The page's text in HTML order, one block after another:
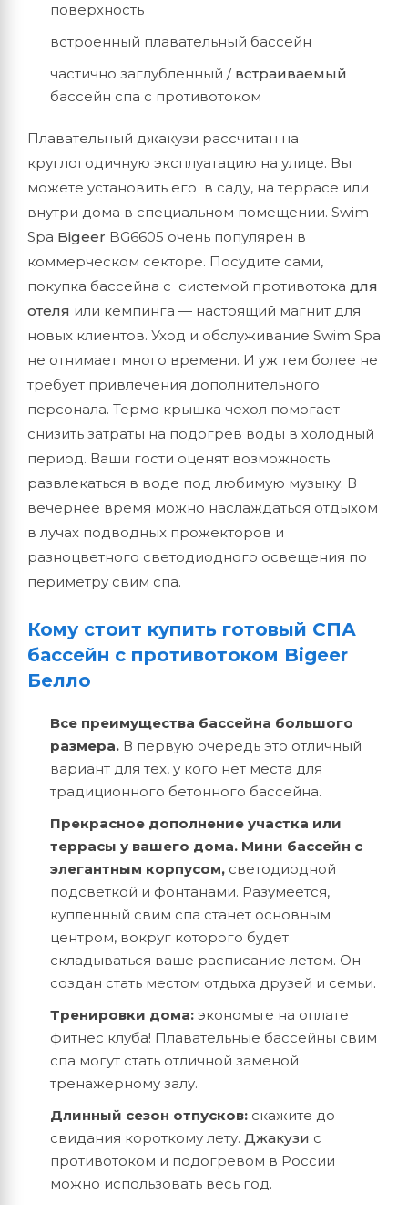
поверхность
встроенный плавательный бассейн
частично заглубленный / встраиваемый
бассейн спа с противотоком
Плавательный джакузи рассчитан на
круглогодичную эксплуатацию на улице. Вы
можете установить его в саду, на террасе или
внутри дома в специальном помещении. Swim
Spa Bigeer BG6605 очень популярен в
коммерческом секторе. Посудите сами,
покупка бассейна с системой противотока для
отеля или кемпинга — настоящий магнит для
новых клиентов. Уход и обслуживание Swim Spa
не отнимает много времени. И уж тем более не
требует привлечения дополнительного
персонала. Термо крышка чехол помогает
снизить затраты на подогрев воды в холодный
период. Ваши гости оценят возможность
развлекаться в воде под любимую музыку. В
вечернее время можно наслаждаться отдыхом
в лучах подводных прожекторов и
разноцветного светодиодного освещения по
периметру свим спа.
Кому стоит купить готовый СПА
бассейн с противотоком Bigeer
Белло
Все преимущества бассейна большого
размера. В первую очередь это отличный
вариант для тех, у кого нет места для
традиционного бетонного бассейна.
Прекрасное дополнение участка или
террасы у вашего дома. Мини бассейн с
элегантным корпусом, светодиодной
подсветкой и фонтанами. Разумеется,
купленный свим спа станет основным
центром, вокруг которого будет
складываться ваше расписание летом. Он
создан стать местом отдыха друзей и семьи.
Тренировки дома: экономьте на оплате
фитнес клуба! Плавательные бассейны свим
спа могут стать отличной заменой
тренажерному залу.
Длинный сезон отпусков: скажите до
свидания короткому лету. Джакузи с
противотоком и подогревом в России
можно использовать весь год.